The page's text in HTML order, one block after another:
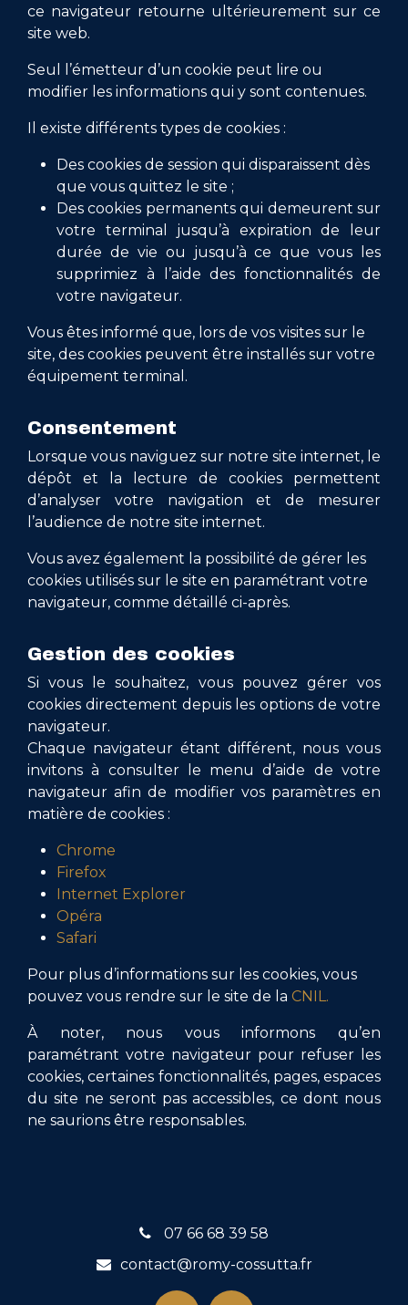
ce navigateur retourne ultérieurement sur ce
site web.
Seul l’émetteur d’un cookie peut lire ou
modifier les informations qui y sont contenues.
Il existe différents types de cookies :
Des cookies de session qui disparaissent dès
que vous quittez le site ;
Des cookies permanents qui demeurent sur
votre terminal jusqu’à expiration de leur
durée de vie ou jusqu’à ce que vous les
supprimiez à l’aide des fonctionnalités de
votre navigateur.
Vous êtes informé que, lors de vos visites sur le
site, des cookies peuvent être installés sur votre
équipement terminal.
Consentement
Lorsque vous naviguez sur notre site internet, le
dépôt et la lecture de cookies permettent
d’analyser votre navigation et de mesurer
l’audience de notre site internet.
Vous avez également la possibilité de gérer les
cookies utilisés sur le site en paramétrant votre
navigateur, comme détaillé ci-après.
Gestion des cookies
Si vous le souhaitez, vous pouvez gérer vos
cookies directement depuis les options de votre
navigateur.
Chaque navigateur étant différent, nous vous
invitons à consulter le menu d’aide de votre
navigateur afin de modifier vos paramètres en
matière de cookies :
Chrome
Firefox
Internet Explorer
Opéra
Safari
Pour plus d’informations sur les cookies, vous
pouvez vous rendre sur le site de la CNIL.
À noter, nous vous informons qu’en
paramétrant votre navigateur pour refuser les
cookies, certaines fonctionnalités, pages, espaces
du site ne seront pas accessibles, ce dont nous
ne saurions être responsables.
07 66 68 39 58
contact@romy-cossutta.fr